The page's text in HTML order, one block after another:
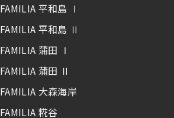
FAMILIA 平和島 Ⅰ
FAMILIA 平和島 Ⅱ
FAMILIA 蒲田 Ⅰ
FAMILIA 蒲田 Ⅱ
FAMILIA 大森海岸
FAMILIA 糀谷